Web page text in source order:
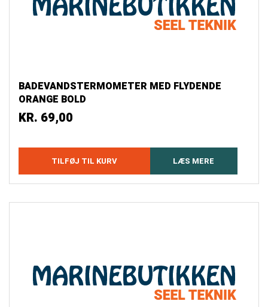
BADEVANDSTERMOMETER MED FLYDENDE
ORANGE BOLD
KR. 69,00
TILFØJ TIL KURV LÆS MERE